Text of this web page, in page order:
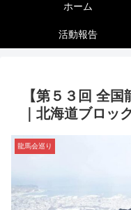
ホーム
活動報告
【第５３回 全
｜北海道ブロッ
龍馬会巡り